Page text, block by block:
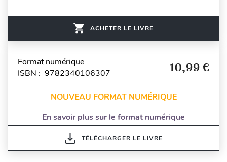
ACHETER LE LIVRE
Format numérique
ISBN : 9782340106307
10,99 €
NOUVEAU FORMAT NUMÉRIQUE
En savoir plus sur le format numérique
TÉLÉCHARGER LE LIVRE